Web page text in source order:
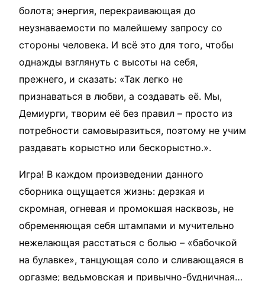
болота; энергия, перекраивающая до
неузнаваемости по малейшему запросу со
стороны человека. И всё это для того, чтобы
однажды взглянуть с высоты на себя,
прежнего, и сказать: «Так легко не
признаваться в любви, а создавать её. Мы,
Демиурги, творим её без правил – просто из
потребности самовыразиться, поэтому не учим
раздавать корыстно или бескорыстно.».
Игра! В каждом произведении данного
сборника ощущается жизнь: дерзкая и
скромная, огневая и промокшая насквозь, не
обременяющая себя штампами и мучительно
нежелающая расстаться с болью – «бабочкой
на булавке», танцующая соло и сливающаяся в
оргазме; ведьмовская и привычно-будничная…